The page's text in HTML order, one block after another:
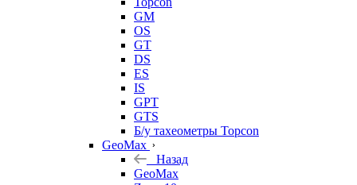
GM
OS
GT
DS
ES
IS
GPT
GTS
Б/у тахеометры Topcon
GeoMax
Назад
GeoMax